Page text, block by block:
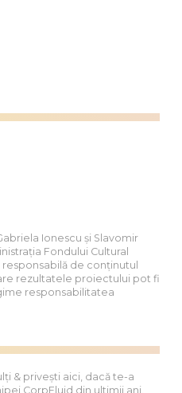
Ionescu și Slavomir
Fondului Cultural
responsabilă de conținutul
rezultatele proiectului pot fi
responsabilitatea
& privești aici, dacă te-a
CorpFluid din ultimii ani,